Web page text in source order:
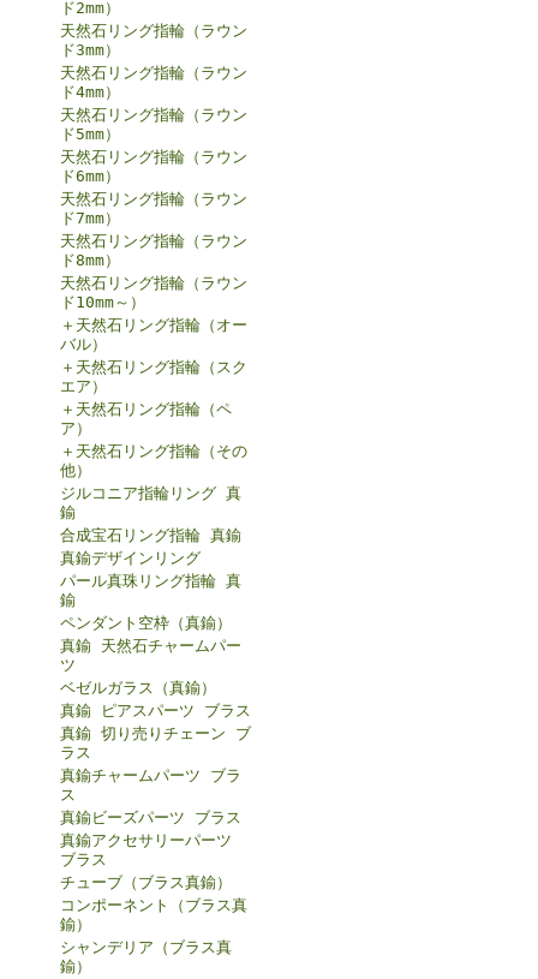
ド2mm）
天然石リング指輪（ラウン
ド3mm）
天然石リング指輪（ラウン
ド4mm）
天然石リング指輪（ラウン
ド5mm）
天然石リング指輪（ラウン
ド6mm）
天然石リング指輪（ラウン
ド7mm）
天然石リング指輪（ラウン
ド8mm）
天然石リング指輪（ラウン
ド10mm～）
＋天然石リング指輪（オー
バル）
＋天然石リング指輪（スク
エア）
＋天然石リング指輪（ペ
ア）
＋天然石リング指輪（その
他）
ジルコニア指輪リング 真
鍮
合成宝石リング指輪 真鍮
真鍮デザインリング
パール真珠リング指輪 真
鍮
ペンダント空枠（真鍮）
真鍮 天然石チャームパー
ツ
ベゼルガラス（真鍮）
真鍮 ピアスパーツ ブラス
真鍮 切り売りチェーン ブ
ラス
真鍮チャームパーツ ブラ
ス
真鍮ビーズパーツ ブラス
真鍮アクセサリーパーツ
ブラス
チューブ（ブラス真鍮）
コンポーネント（ブラス真
鍮）
シャンデリア（ブラス真
鍮）